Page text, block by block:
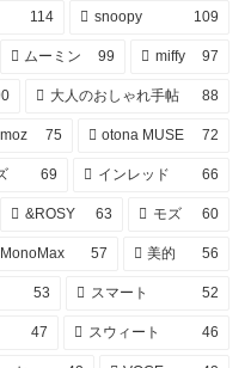
114 snoopy 109
ムーミン 99 miffy 97
大人のおしゃれ手帖 88
moz 75 otona MUSE 72
69 インレッド 66
&ROSY 63 モズ 60
MonoMax 57 美的 56
53 スマート 52
47 スウィート 46